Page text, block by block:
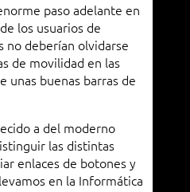
paso adelante en
los usuarios de
no deberían olvidarse
de movilidad en las
unas buenas barras de
a del moderno
las distintas
enlaces de botones y
en la Informática